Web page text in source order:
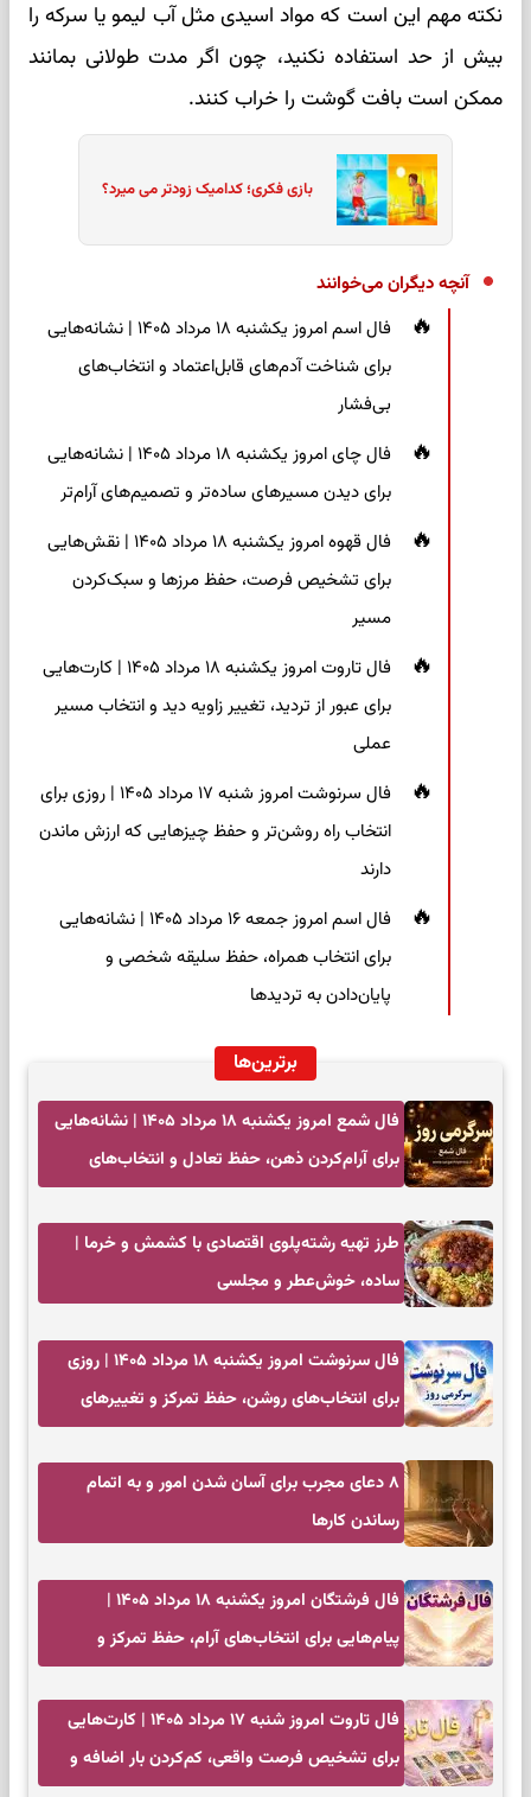
نکته مهم این است که مواد اسیدی مثل آب لیمو یا سرکه را
بیش از حد استفاده نکنید، چون اگر مدت طولانی بمانند
ممکن است بافت گوشت را خراب کنند.
بازی فکری؛ کدامیک زودتر می میرد؟
آنچه دیگران می‌خوانند
فال اسم امروز یکشنبه ۱۸ مرداد ۱۴۰۵ | نشانه‌هایی
برای شناخت آدم‌های قابل‌اعتماد و انتخاب‌های
بی‌فشار
فال چای امروز یکشنبه ۱۸ مرداد ۱۴۰۵ | نشانه‌هایی
برای دیدن مسیرهای ساده‌تر و تصمیم‌های آرام‌تر
فال قهوه امروز یکشنبه ۱۸ مرداد ۱۴۰۵ | نقش‌هایی
برای تشخیص فرصت، حفظ مرزها و سبک‌کردن
مسیر
فال تاروت امروز یکشنبه ۱۸ مرداد ۱۴۰۵ | کارت‌هایی
برای عبور از تردید، تغییر زاویه دید و انتخاب مسیر
عملی
فال سرنوشت امروز شنبه ۱۷ مرداد ۱۴۰۵ | روزی برای
انتخاب راه روشن‌تر و حفظ چیزهایی که ارزش ماندن
دارند
فال اسم امروز جمعه ۱۶ مرداد ۱۴۰۵ | نشانه‌هایی
برای انتخاب همراه، حفظ سلیقه شخصی و
پایان‌دادن به تردیدها
برترین‌ها
فال شمع امروز یکشنبه ۱۸ مرداد ۱۴۰۵ | نشانه‌هایی
برای آرام‌کردن ذهن، حفظ تعادل و انتخاب‌های
طرز تهیه رشته‌پلوی اقتصادی با کشمش و خرما |
ساده، خوش‌عطر و مجلسی
فال سرنوشت امروز یکشنبه ۱۸ مرداد ۱۴۰۵ | روزی
برای انتخاب‌های روشن، حفظ تمرکز و تغییرهای
۸ دعای مجرب برای آسان شدن امور و به اتمام
رساندن کار‌ها
فال فرشتگان امروز یکشنبه ۱۸ مرداد ۱۴۰۵ |
پیام‌هایی برای انتخاب‌های آرام، حفظ تمرکز و
فال تاروت امروز شنبه ۱۷ مرداد ۱۴۰۵ | کارت‌هایی
برای تشخیص فرصت واقعی، کم‌کردن بار اضافه و